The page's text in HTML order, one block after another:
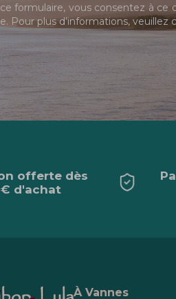
formulaire, vous consentez à ce
Pour plus d’informations,
offerte dès
d'achat
À Vannes